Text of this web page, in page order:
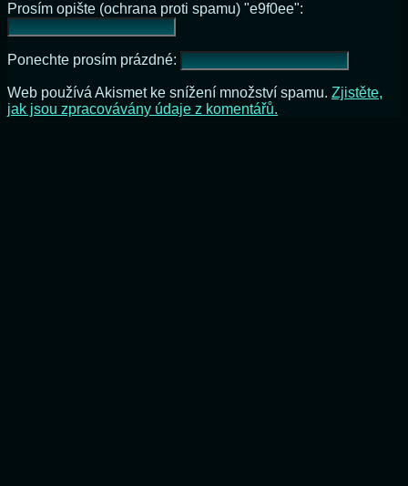
Prosím opište (ochrana proti spamu) "e9f0ee":
Ponechte prosím prázdné:
Web používá Akismet ke snížení množství spamu. Zjistěte,
jak jsou zpracovávány údaje z komentářů.